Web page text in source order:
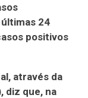
24
positivos
através da
diz que, na